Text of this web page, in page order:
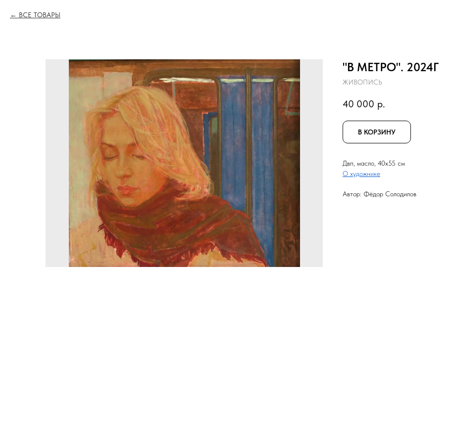
ВСЕ ТОВАРЫ
"В МЕТРО". 2024Г
ЖИВОПИСЬ
40 000 р.
В КОРЗИНУ
Двп, масло, 40x55 см
О художнике
Автор: Фёдор Солодилов